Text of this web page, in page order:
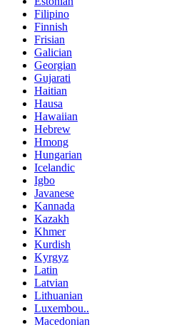
Filipino
Finnish
Frisian
Galician
Georgian
Gujarati
Haitian
Hausa
Hawaiian
Hebrew
Hmong
Hungarian
Icelandic
Igbo
Javanese
Kannada
Kazakh
Khmer
Kurdish
Kyrgyz
Latin
Latvian
Lithuanian
Luxembou..
Macedonian